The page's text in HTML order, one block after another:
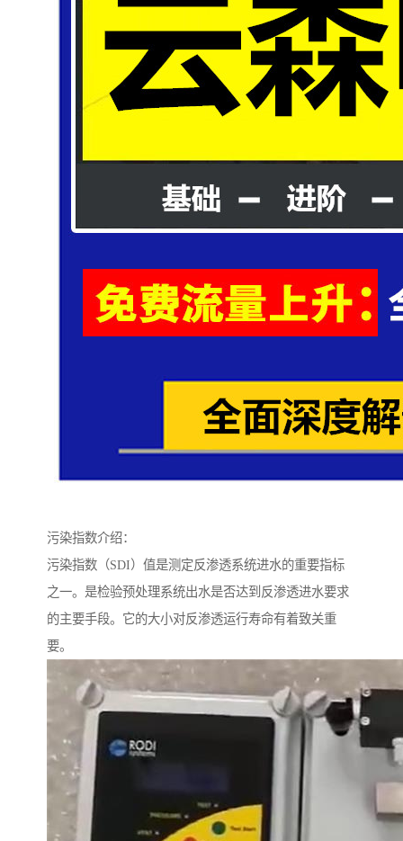
污染指数介绍：
污染指数（SDI）值是测定反渗透系统进水的重要指标
之一。是检验预处理系统出水是否达到反渗透进水要求
的主要手段。它的大小对反渗透运行寿命有着致关重
要。